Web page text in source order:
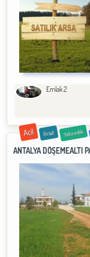
Emlak 2
Acil Fırsat Yatırımlık
ANTALYA DÖŞEMEALTI